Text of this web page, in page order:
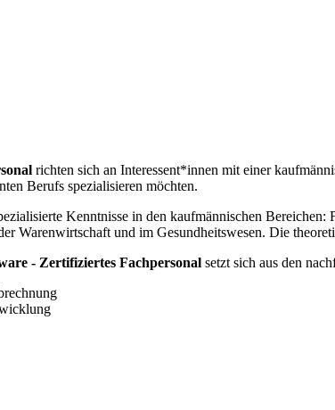
richten sich an Interessent*innen mit einer
Berufs spezialisieren möchten.
Kenntnisse in den kaufmännischen
Warenwirtschaft und im Gesundheitswesen. Die
- Zertifiziertes Fachpersonal setzt sich aus den